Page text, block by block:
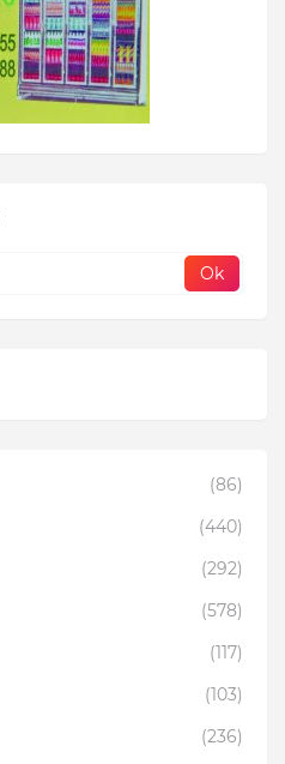
(86)
(440)
(292)
(578)
(117)
(103)
(236)